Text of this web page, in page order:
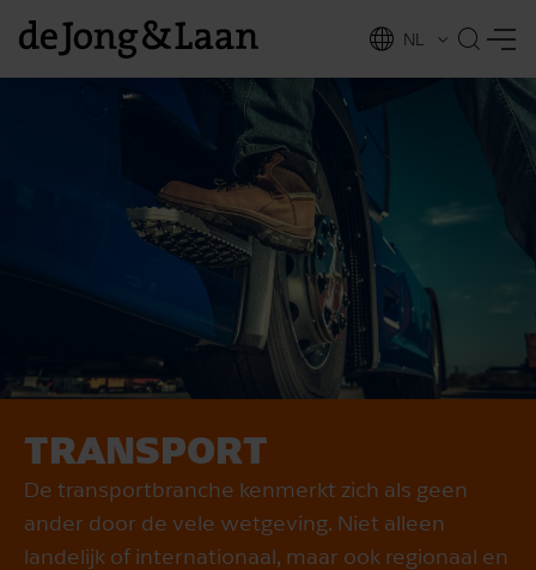
EN
NL
TRANSPORT
De transportbranche kenmerkt zich als geen
ander door de vele wetgeving. Niet alleen
landelijk of internationaal, maar ook regionaal en